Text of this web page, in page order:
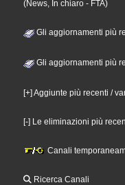
(News, In chiaro - FTA)
Gli aggiornamenti più
Gli aggiornamenti più
[+] Aggiunte più recenti /
[-] Le eliminazioni più
Canali
Ricerca Canali